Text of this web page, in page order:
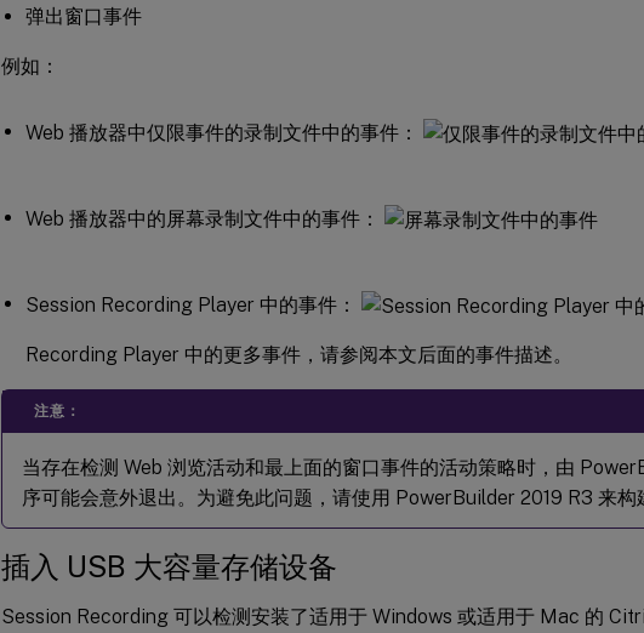
弹出窗口事件
例如：
Web 播放器中仅限事件的录制文件中的事件：
Web 播放器中的屏幕录制文件中的事件：
Session Recording Player 中的事件：
Recording Player 中的更多事件，请参阅本文后面的事件描述。
注意：
当存在检测 Web 浏览活动和最上面的窗口事件的活动策略时，由
序可能会意外退出。为避免此问题，请使用 PowerBuilder 2019 R3 来构
插入 USB 大容量存储设备
Session Recording 可以检测安装了适用于 Windows 或适用于 Mac 的